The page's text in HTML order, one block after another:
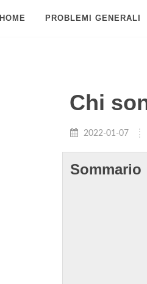
PROBLEMI GENERALI
Chi
2022-01-07
Sommario